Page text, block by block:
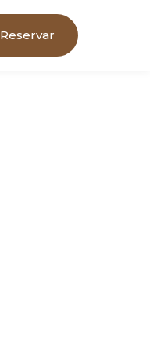
Reservar